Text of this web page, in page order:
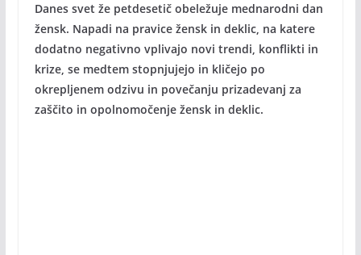
Danes svet že petdesetič obeležuje mednarodni dan
žensk. Napadi na pravice žensk in deklic, na katere
dodatno negativno vplivajo novi trendi, konflikti in
krize, se medtem stopnjujejo in kličejo po
okrepljenem odzivu in povečanju prizadevanj za
zaščito in opolnomočenje žensk in deklic.